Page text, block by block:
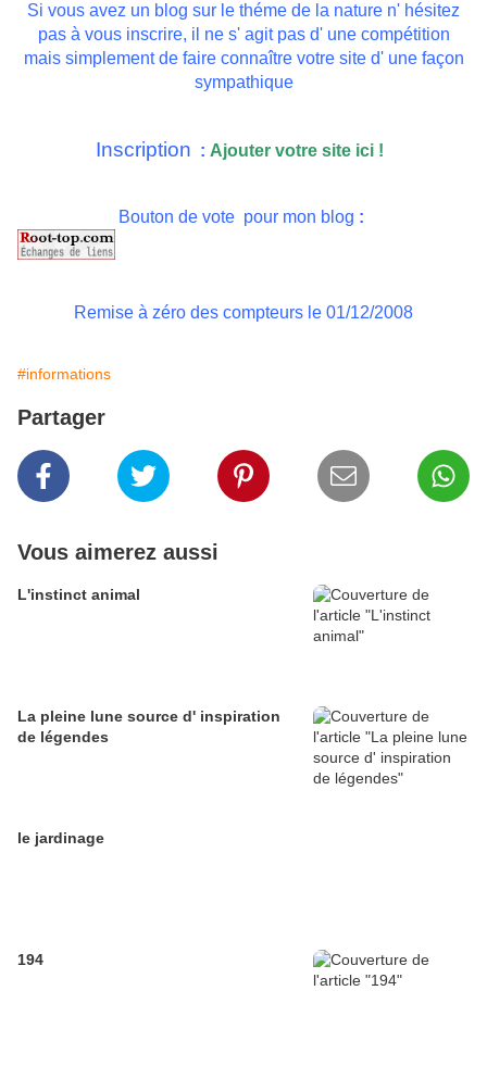
Si vous avez un blog sur le théme de la nature n' hésitez
pas à vous inscrire, il ne s' agit pas d' une compétition
mais simplement de faire connaître votre site d' une façon
sympathique
Inscription : Ajouter votre site ici !
Bouton de vote pour mon blog :
Remise à zéro des compteurs le 01/12/2008
#informations
Partager
Vous aimerez aussi
L'instinct animal
La pleine lune source d' inspiration
de légendes
le jardinage
194